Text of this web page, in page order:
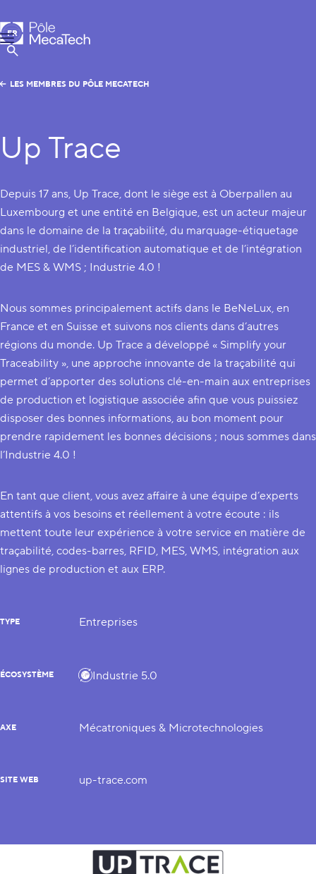
Pôle MecaTech
Menu
Afficher la Recherche
FR
EN
LES MEMBRES DU PÔLE MECATECH
Up Trace
Depuis 17 ans, Up Trace, dont le siège est à Oberpallen au
Luxembourg et une entité en Belgique, est un acteur majeur
dans le domaine de la traçabilité, du marquage-étiquetage
industriel, de l’identification automatique et de l’intégration
de MES & WMS ; Industrie 4.0 !
Nous sommes principalement actifs dans le BeNeLux, en
France et en Suisse et suivons nos clients dans d’autres
régions du monde. Up Trace a développé « Simplify your
Traceability », une approche innovante de la traçabilité qui
permet d’apporter des solutions clé-en-main aux entreprises
de production et logistique associée afin que vous puissiez
disposer des bonnes informations, au bon moment pour
prendre rapidement les bonnes décisions ; nous sommes dans
l’Industrie 4.0 !
En tant que client, vous avez affaire à une équipe d’experts
attentifs à vos besoins et réellement à votre écoute : ils
mettent toute leur expérience à votre service en matière de
traçabilité, codes-barres, RFID, MES, WMS, intégration aux
lignes de production et aux ERP.
TYPE Entreprises
ÉCOSYSTÈME Industrie 5.0
AXE Mécatroniques & Microtechnologies
SITE WEB up-trace.com